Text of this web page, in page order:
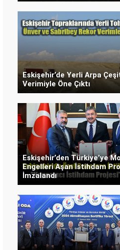
Eskişehir’de Yerli Arpa
Verimiyle Öne Çıktı
Eskişehir’den Türkiye’ye
Engelleri Aşan İstihdam
İmzalandı